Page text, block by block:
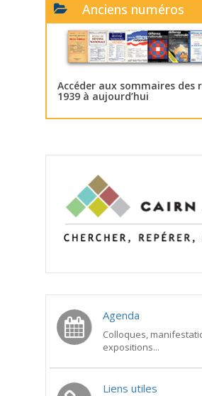
Anciens numéros
Accéder aux sommaires des
1939 à aujourd’hui
Agenda
Colloques,
expositions...
Liens utiles